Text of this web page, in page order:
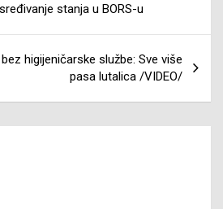
stanja u BORS-u
higijeničarske službe: Sve više
pasa lutalica /VIDEO/